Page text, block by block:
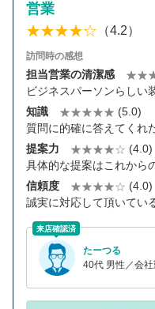
営業
（4.2）
訪問時の感想
担当営業の清潔感
ビジネスパーソンらしい
知識
(5.0)
質問に的確に答えてくれ
提案力
(4.0)
具体的な提案はこれから
信頼度
(4.0)
誠実に対応して頂いてい
来店確認済
たーつる
40代 男性／会社